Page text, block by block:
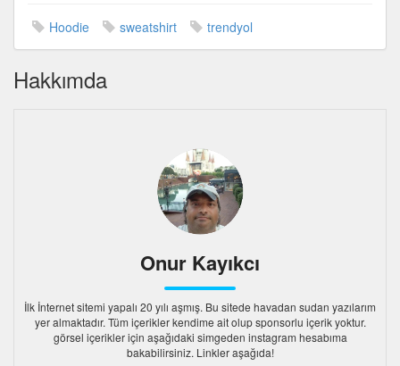
Hoodie sweatshirt trendyol
Hakkımda
Onur Kayıkcı
İlk İnternet sitemi yapalı 20 yılı aşmış. Bu sitede havadan sudan yazılarım
yer almaktadır. Tüm içerikler kendime ait olup sponsorlu içerik yoktur.
görsel içerikler için aşağıdaki simgeden instagram hesabıma
bakabilirsiniz. Linkler aşağıda!